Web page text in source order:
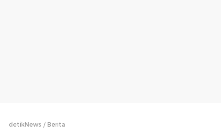
detikNews Berita